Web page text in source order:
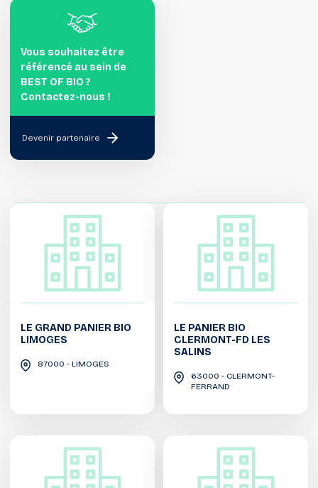
Vous souhaitez être
référencé au sein de
BEST OF BIO ?
Contactez-nous !
Devenir partenaire
LE GRAND PANIER BIO
LIMOGES
87000 - LIMOGES
LE PANIER BIO
CLERMONT-FD LES
SALINS
63000 - CLERMONT-
FERRAND